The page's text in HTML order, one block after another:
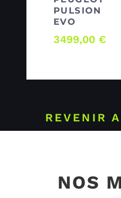
PULSION
EVO
3499,00 €
REVENIR
NOS